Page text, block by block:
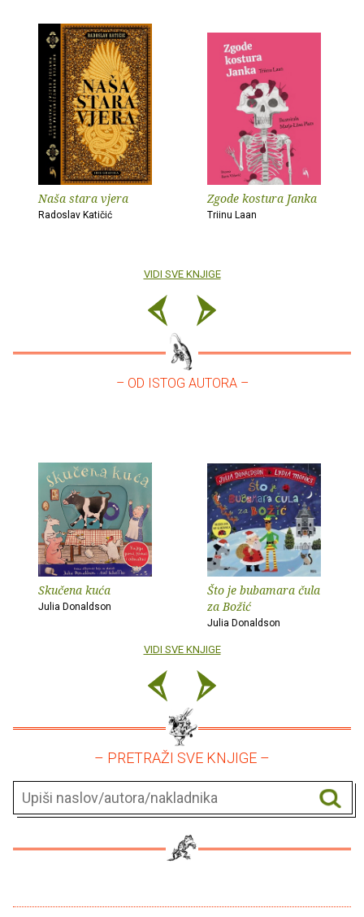
Naša stara vjera
Radoslav Katičić
Zgode kostura Janka
Triinu Laan
VIDI SVE KNJIGE
– OD ISTOG AUTORA –
Skučena kuća
Julia Donaldson
Što je bubamara čula
za Božić
Julia Donaldson
VIDI SVE KNJIGE
– PRETRAŽI SVE KNJIGE –